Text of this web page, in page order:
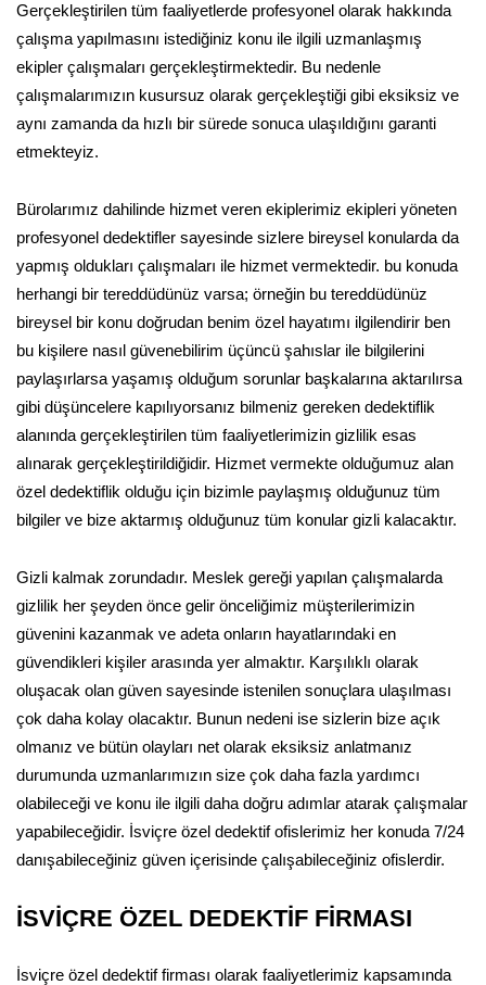
Gerçekleştirilen tüm faaliyetlerde profesyonel olarak hakkında
çalışma yapılmasını istediğiniz konu ile ilgili uzmanlaşmış
ekipler çalışmaları gerçekleştirmektedir. Bu nedenle
çalışmalarımızın kusursuz olarak gerçekleştiği gibi eksiksiz ve
aynı zamanda da hızlı bir sürede sonuca ulaşıldığını garanti
etmekteyiz.
Bürolarımız dahilinde hizmet veren ekiplerimiz ekipleri yöneten
profesyonel dedektifler sayesinde sizlere bireysel konularda da
yapmış oldukları çalışmaları ile hizmet vermektedir. bu konuda
herhangi bir tereddüdünüz varsa; örneğin bu tereddüdünüz
bireysel bir konu doğrudan benim özel hayatımı ilgilendirir ben
bu kişilere nasıl güvenebilirim üçüncü şahıslar ile bilgilerini
paylaşırlarsa yaşamış olduğum sorunlar başkalarına aktarılırsa
gibi düşüncelere kapılıyorsanız bilmeniz gereken dedektiflik
alanında gerçekleştirilen tüm faaliyetlerimizin gizlilik esas
alınarak gerçekleştirildiğidir. Hizmet vermekte olduğumuz alan
özel dedektiflik olduğu için bizimle paylaşmış olduğunuz tüm
bilgiler ve bize aktarmış olduğunuz tüm konular gizli kalacaktır.
Gizli kalmak zorundadır. Meslek gereği yapılan çalışmalarda
gizlilik her şeyden önce gelir önceliğimiz müşterilerimizin
güvenini kazanmak ve adeta onların hayatlarındaki en
güvendikleri kişiler arasında yer almaktır. Karşılıklı olarak
oluşacak olan güven sayesinde istenilen sonuçlara ulaşılması
çok daha kolay olacaktır. Bunun nedeni ise sizlerin bize açık
olmanız ve bütün olayları net olarak eksiksiz anlatmanız
durumunda uzmanlarımızın size çok daha fazla yardımcı
olabileceği ve konu ile ilgili daha doğru adımlar atarak çalışmalar
yapabileceğidir. İsviçre özel dedektif ofislerimiz her konuda 7/24
danışabileceğiniz güven içerisinde çalışabileceğiniz ofislerdir.
İSVİÇRE ÖZEL DEDEKTİF FİRMASI
İsviçre özel dedektif firması olarak faaliyetlerimiz kapsamında